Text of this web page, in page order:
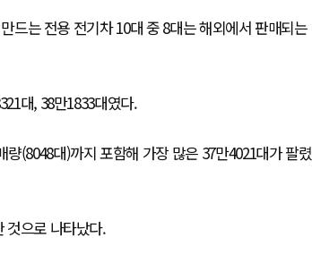
드는 전용 전기차 10대 중 8대는 해외에서 판매되는
대, 38만1833대였다.
(8048대)까지 포함해 가장 많은 37만4021대가 팔렸
것으로 나타났다.